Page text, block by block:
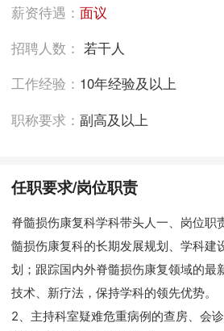
薪资待遇：面议
招聘人数：若干人
工作经验： 10年经验及以上
职称要求：副高及以上
任职要求/岗位职责
脊髓损伤康复科学科带头人一、岗位职
髓损伤康复科的长期发展规划、学科建
划；跟踪国内外脊髓损伤康复领域的最
技术、新疗法，保持学科的领先优势。
2、主持科室疑难危重病例的查房、会